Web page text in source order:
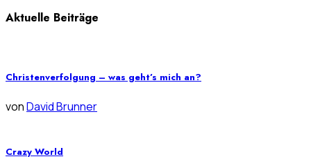
Aktuelle Beiträge
Christenverfolgung – was geht’s mich an?
vonDavid Brunner
Crazy World